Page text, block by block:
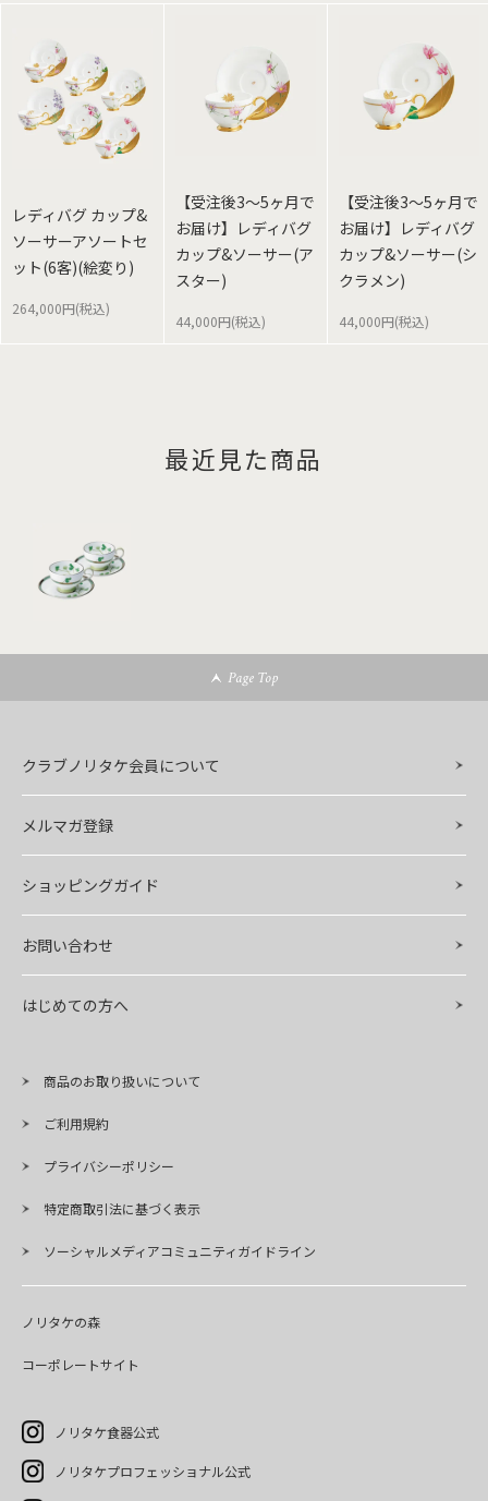
レディバグ カップ&
ソーサーアソートセ
ット(6客)(絵変り)
264,000円(税込)
【受注後3～5ヶ月で
お届け】レディバグ
カップ&ソーサー(ア
スター)
44,000円(税込)
【受注後3～5ヶ月で
お届け】レディバグ
カップ&ソーサー(シ
クラメン)
44,000円(税込)
最近見た商品
Page Top
クラブノリタケ会員について
メルマガ登録
ショッピングガイド
お問い合わせ
はじめての方へ
商品のお取り扱いについて
ご利用規約
プライバシーポリシー
特定商取引法に基づく表示
ソーシャルメディアコミュニティガイドライン
ノリタケの森
コーポレートサイト
ノリタケ食器公式
ノリタケプロフェッショナル公式